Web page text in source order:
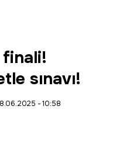
finali!
sınavı!
- 10:58